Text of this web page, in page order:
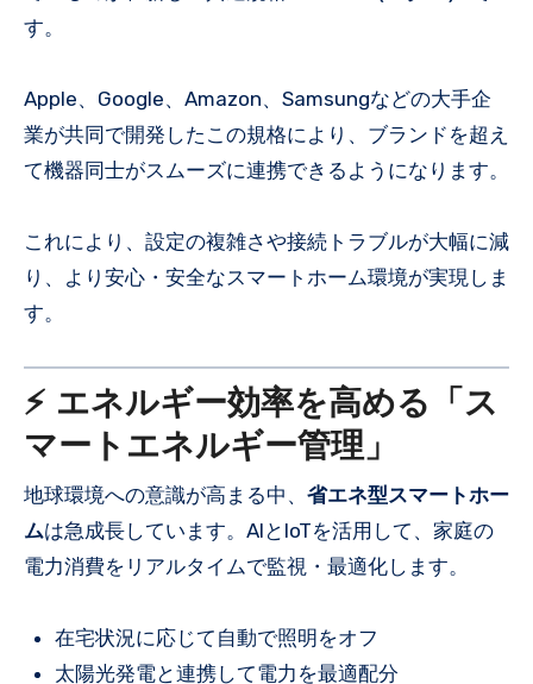
す。
Apple、Google、Amazon、Samsungなどの大手企
業が共同で開発したこの規格により、ブランドを超え
て機器同士がスムーズに連携できるようになります。
これにより、設定の複雑さや接続トラブルが大幅に減
り、より安心・安全なスマートホーム環境が実現しま
す。
⚡ エネルギー効率を高める「ス
マートエネルギー管理」
地球環境への意識が高まる中、 省エネ型スマートホー
ムは急成長しています。AIとIoTを活用して、家庭の
電力消費をリアルタイムで監視・最適化します。
在宅状況に応じて自動で照明をオフ
太陽光発電と連携して電力を最適配分